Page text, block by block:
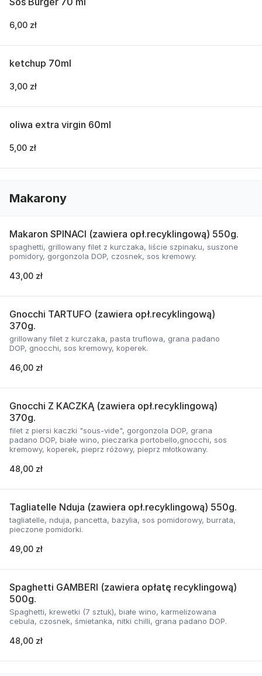
6,00 zł
ketchup 70ml
3,00 zł
oliwa extra virgin 60ml
5,00 zł
Makarony
Makaron SPINACI (zawiera opł.recyklingową) 550g.
spaghetti, grillowany filet z kurczaka, liście szpinaku, suszone
pomidory, gorgonzola DOP, czosnek, sos kremowy.
43,00 zł
Gnocchi TARTUFO (zawiera opł.recyklingową)
370g.
grillowany filet z kurczaka, pasta truflowa, grana padano
DOP, gnocchi, sos kremowy, koperek.
46,00 zł
Gnocchi Z KACZKĄ (zawiera opł.recyklingową)
370g.
filet z piersi kaczki "sous-vide", gorgonzola DOP, grana
padano DOP, białe wino, pieczarka portobello,gnocchi, sos
kremowy, koperek, pieprz różowy, pieprz młotkowany.
48,00 zł
Tagliatelle Nduja (zawiera opł.recyklingową) 550g.
tagliatelle, nduja, pancetta, bazylia, sos pomidorowy, burrata,
pieczone pomidorki.
49,00 zł
Spaghetti GAMBERI (zawiera opłatę recyklingową)
500g.
Spaghetti, krewetki (7 sztuk), białe wino, karmelizowana
cebula, czosnek, śmietanka, nitki chilli, grana padano DOP.
48,00 zł